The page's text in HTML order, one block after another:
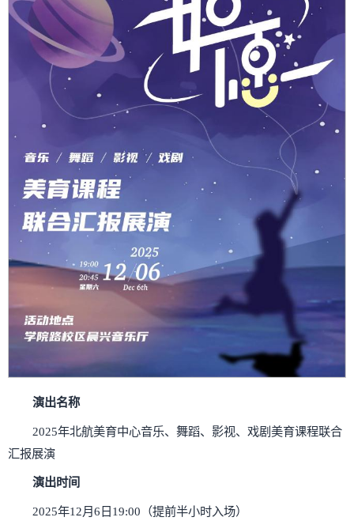
演出名称
2025年北航美育中心音乐、舞蹈、影视、戏剧美育课程联合
汇报展演
演出时间
2025年12月6日19:00（提前半小时入场）